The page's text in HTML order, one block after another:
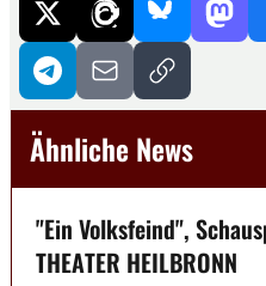
Ähnliche News
"Ein Volksfeind",
THEATER HEILBRONN